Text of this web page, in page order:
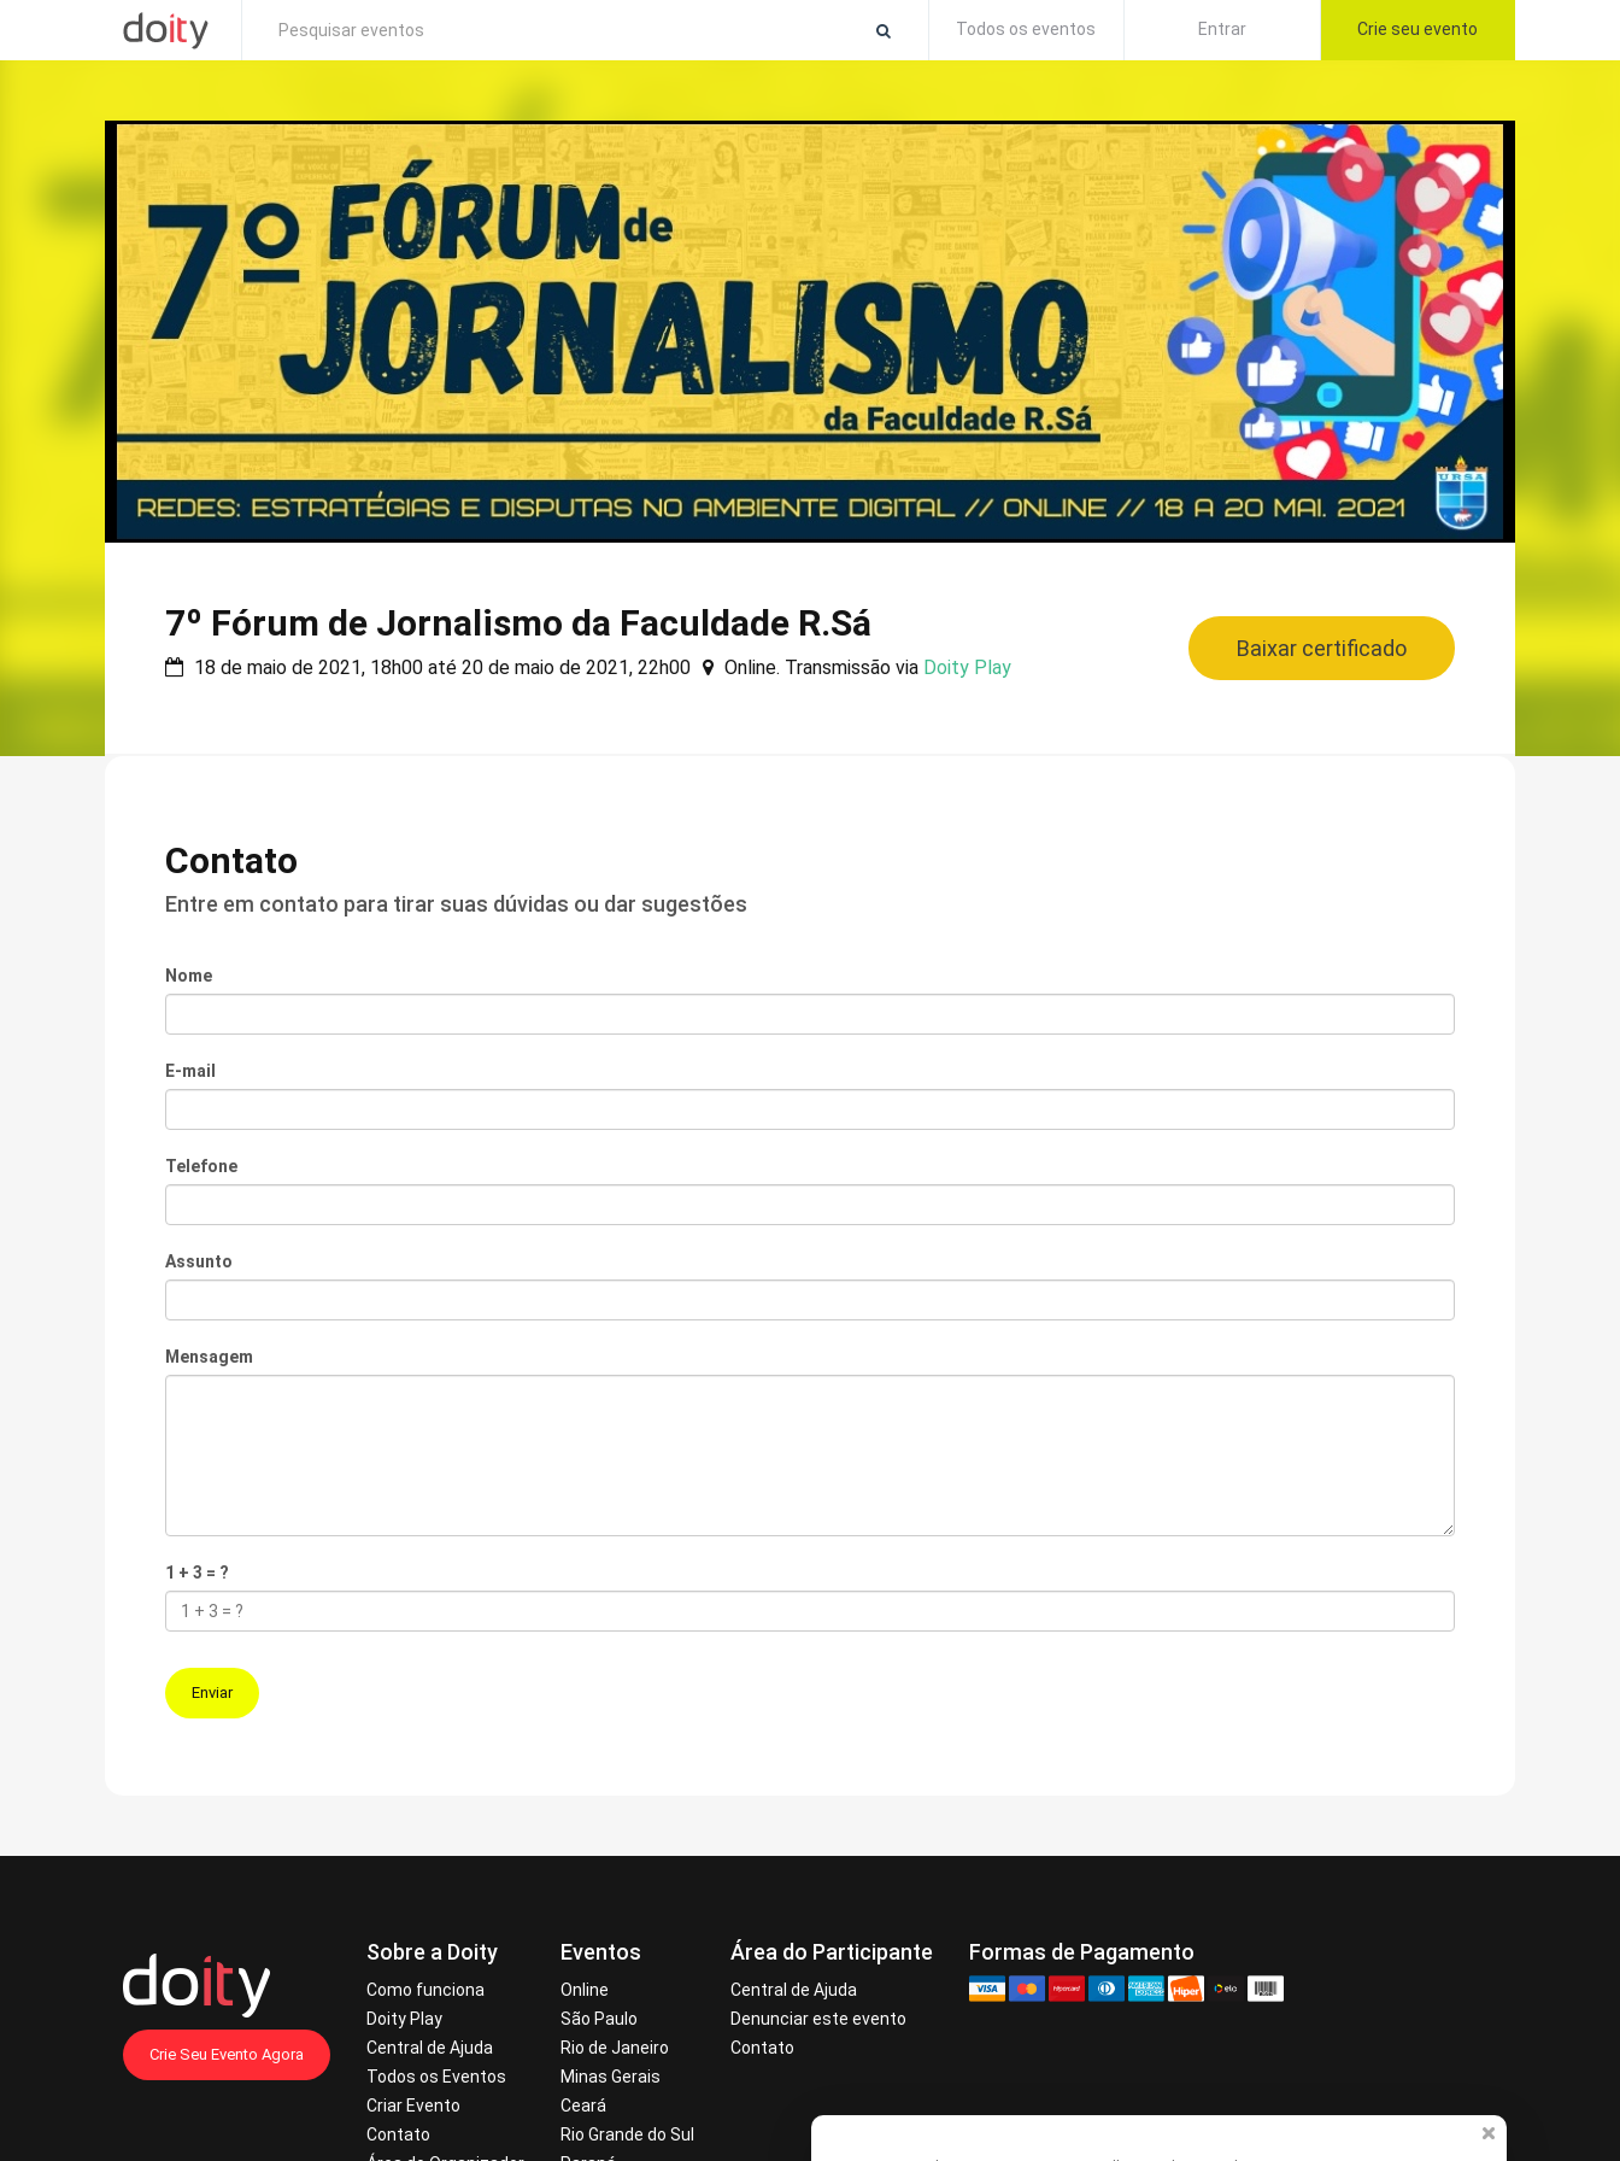
Todos os eventos Entrar Crie seu evento
7º Fórum de Jornalismo da Faculdade R.Sá
18 de maio de 2021, 18h00 até 20 de maio de 2021, 22h00 Online. Transmissão via Doity Play
Baixar certificado
Contato
Entre em contato para tirar suas dúvidas ou dar sugestões
Nome
E-mail
Telefone
Assunto
Mensagem
1 + 3 = ?
Enviar
Crie Seu Evento Agora
Sobre a Doity
Como funciona
Doity Play
Central de Ajuda
Todos os Eventos
Criar Evento
Contato
Eventos
Online
São Paulo
Rio de Janeiro
Minas Gerais
Ceará
Rio Grande do Sul
Área do Participante
Central de Ajuda
Denunciar este evento
Contato
Formas de Pagamento